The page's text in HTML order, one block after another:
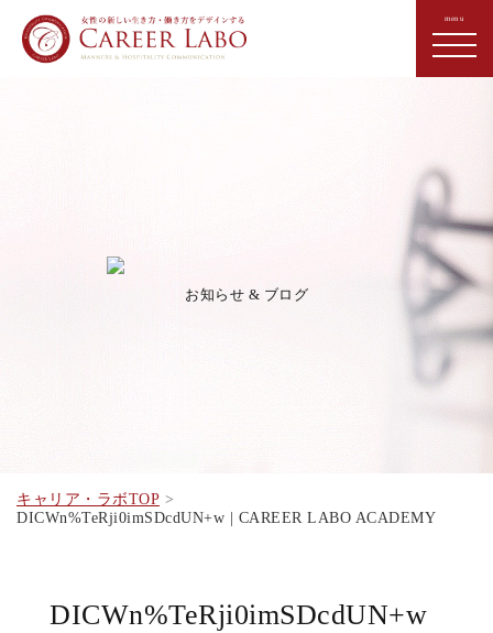
お知らせ & ブログ
キャリア・ラボTOP
DICWn%TeRji0imSDcdUN+w | CAREER LABO ACADEMY
DICWn%TeRji0imSDcdUN+w